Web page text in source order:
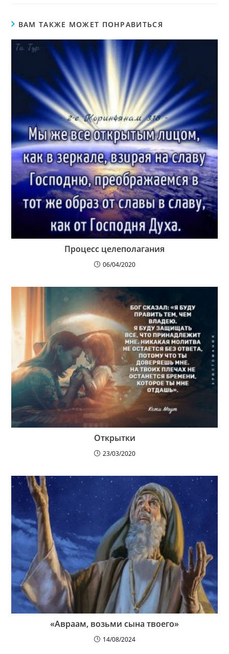
ВАМ ТАКЖЕ МОЖЕТ ПОНРАВИТЬСЯ
Процесс целеполагания
06/04/2020
Открытки
23/03/2020
«Авраам, возьми сына твоего»
14/08/2024